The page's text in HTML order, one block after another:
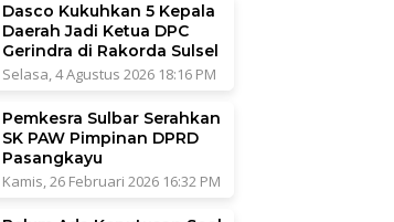
Dasco Kukuhkan 5 Kepala
Daerah Jadi Ketua DPC
Gerindra di Rakorda Sulsel
Selasa, 4 Agustus 2026 18:16 PM
Pemkesra Sulbar Serahkan
SK PAW Pimpinan DPRD
Pasangkayu
Kamis, 26 Februari 2026 16:32 PM